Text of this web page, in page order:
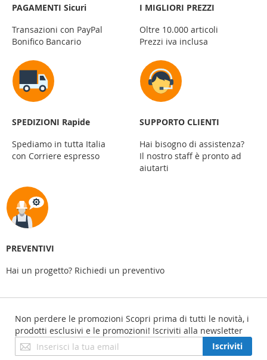
PAGAMENTI Sicuri
Transazioni con PayPal
Bonifico Bancario
I MIGLIORI PREZZI
Oltre 10.000 articoli
Prezzi iva inclusa
SPEDIZIONI Rapide
Spediamo in tutta Italia
con Corriere espresso
SUPPORTO CLIENTI
Hai bisogno di assistenza?
Il nostro staff è pronto ad
aiutarti
PREVENTIVI
Hai un progetto? Richiedi un preventivo
Non perdere le promozioni Scopri prima di tutti le novità, i
prodotti esclusivi e le promozioni! Iscriviti alla newsletter
Iscriviti
alla
Iscriviti